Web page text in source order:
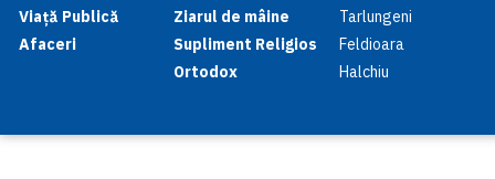
Viață Publică
Afaceri
Ziarul de mâine
Supliment Religios
Ortodox
Tarlungeni
Feldioara
Halchiu